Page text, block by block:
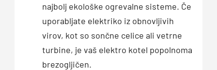
najbolj ekološke ogrevalne sisteme. Če
uporabljate elektriko iz obnovljivih
virov, kot so sončne celice ali vetrne
turbine, je vaš elektro kotel popolnoma
brezogljičen.